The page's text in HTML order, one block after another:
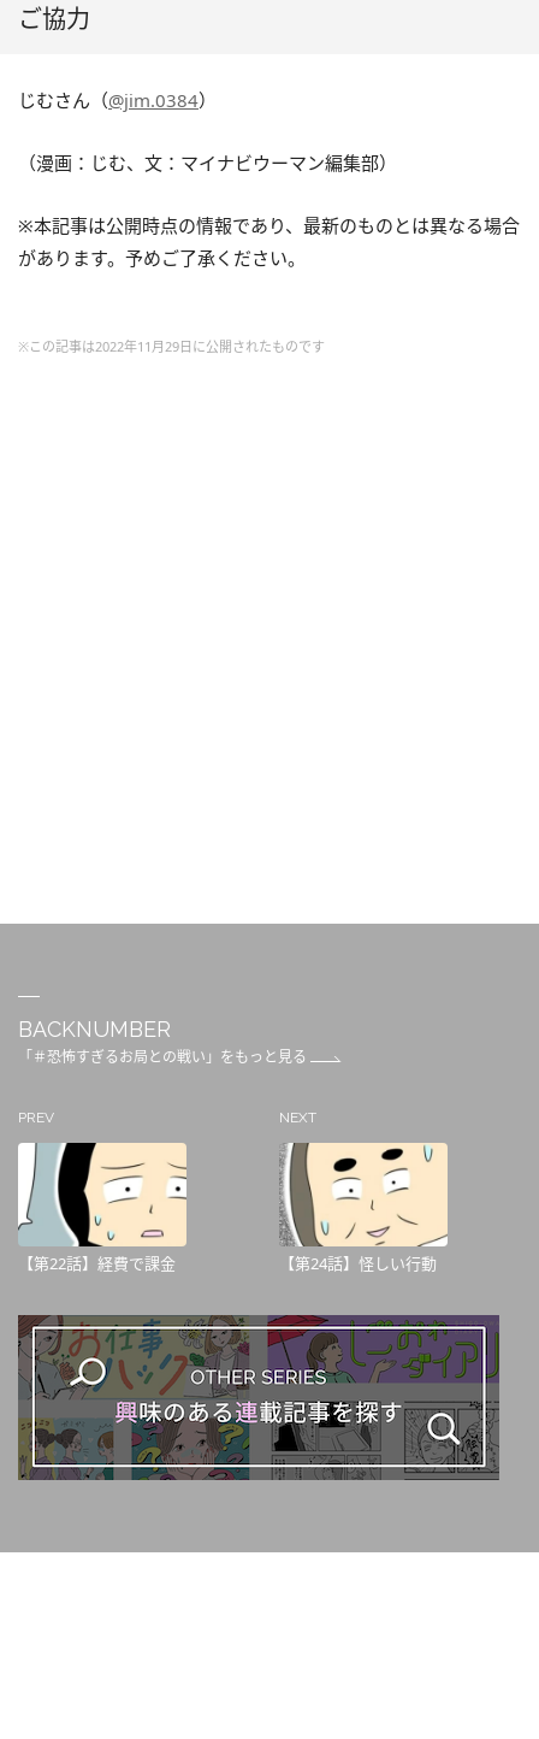
ご協力
じむさん（@jim.0384）
（漫画：じむ、文：マイナビウーマン編集部）
※本記事は公開時点の情報であり、最新のものとは異なる場合
があります。予めご了承ください。
※この記事は2022年11月29日に公開されたものです
BACKNUMBER
「＃恐怖すぎるお局との戦い」をもっと見る
PREV
【第22話】経費で課金
NEXT
【第24話】怪しい行動